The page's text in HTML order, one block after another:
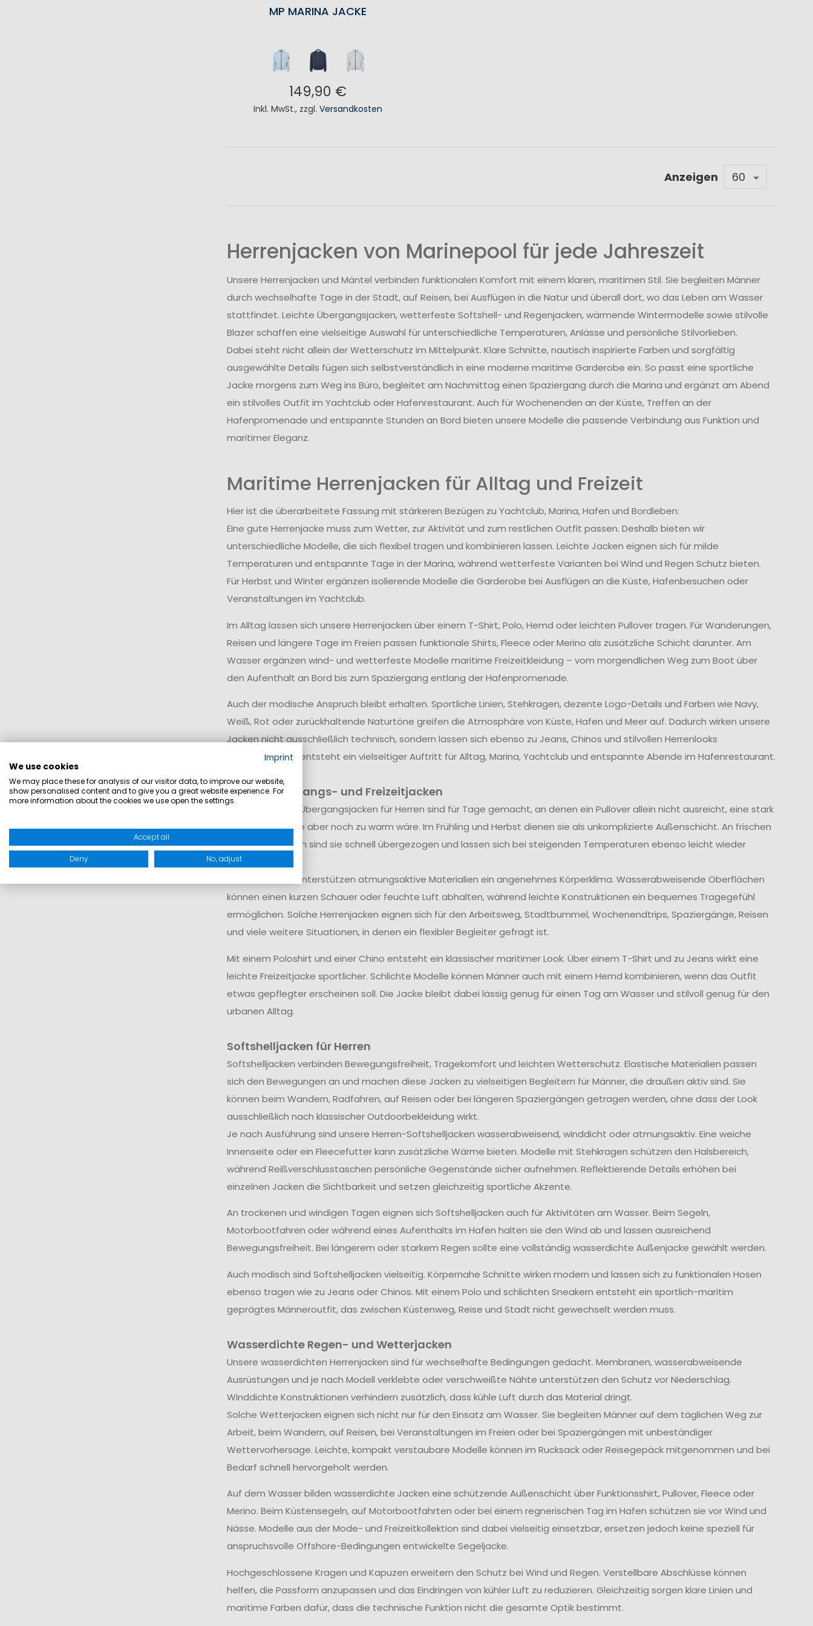
MP MARINA JACKE
149,90 €
Inkl. MwSt., zzgl.Versandkosten
Anzeigen
Herrenjacken von Marinepool für jede Jahreszeit
Unsere Herrenjacken und Mäntel verbinden funktionalen Komfort mit einem klaren, maritimen Stil. Sie begleiten Männer
durch wechselhafte Tage in der Stadt, auf Reisen, bei Ausflügen in die Natur und überall dort, wo das Leben am Wasser
stattfindet. Leichte Übergangsjacken, wetterfeste Softshell- und Regenjacken, wärmende Wintermodelle sowie stilvolle
Blazer schaffen eine vielseitige Auswahl für unterschiedliche Temperaturen, Anlässe und persönliche Stilvorlieben.
Dabei steht nicht allein der Wetterschutz im Mittelpunkt. Klare Schnitte, nautisch inspirierte Farben und sorgfältig
ausgewählte Details fügen sich selbstverständlich in eine moderne maritime Garderobe ein. So passt eine sportliche
Jacke morgens zum Weg ins Büro, begleitet am Nachmittag einen Spaziergang durch die Marina und ergänzt am Abend
ein stilvolles Outfit im Yachtclub oder Hafenrestaurant. Auch für Wochenenden an der Küste, Treffen an der
Hafenpromenade und entspannte Stunden an Bord bieten unsere Modelle die passende Verbindung aus Funktion und
maritimer Eleganz.
Maritime Herrenjacken für Alltag und Freizeit
Hier ist die überarbeitete Fassung mit stärkeren Bezügen zu Yachtclub, Marina, Hafen und Bordleben:
Eine gute Herrenjacke muss zum Wetter, zur Aktivität und zum restlichen Outfit passen. Deshalb bieten wir
unterschiedliche Modelle, die sich flexibel tragen und kombinieren lassen. Leichte Jacken eignen sich für milde
Temperaturen und entspannte Tage in der Marina, während wetterfeste Varianten bei Wind und Regen Schutz bieten.
Für Herbst und Winter ergänzen isolierende Modelle die Garderobe bei Ausflügen an die Küste, Hafenbesuchen oder
Veranstaltungen im Yachtclub.
Im Alltag lassen sich unsere Herrenjacken über einem T-Shirt, Polo, Hemd oder leichten Pullover tragen. Für Wanderungen,
Reisen und längere Tage im Freien passen funktionale Shirts, Fleece oder Merino als zusätzliche Schicht darunter. Am
Wasser ergänzen wind- und wetterfeste Modelle maritime Freizeitkleidung – vom morgendlichen Weg zum Boot über
den Aufenthalt an Bord bis zum Spaziergang entlang der Hafenpromenade.
Auch der modische Anspruch bleibt erhalten. Sportliche Linien, Stehkragen, dezente Logo-Details und Farben wie Navy,
Weiß, Rot oder zurückhaltende Naturtöne greifen die Atmosphäre von Küste, Hafen und Meer auf. Dadurch wirken unsere
Jacken nicht ausschließlich technisch, sondern lassen sich ebenso zu Jeans, Chinos und stilvollen Herrenlooks
kombinieren. So entsteht ein vielseitiger Auftritt für Alltag, Marina, Yachtclub und entspannte Abende im Hafenrestaurant.
Leichte Übergangs- und Freizeitjacken
Unsere leichten Übergangsjacken für Herren sind für Tage gemacht, an denen ein Pullover allein nicht ausreicht, eine stark
gefütterte Jacke aber noch zu warm wäre. Im Frühling und Herbst dienen sie als unkomplizierte Außenschicht. An frischen
Sommerabenden sind sie schnell übergezogen und lassen sich bei steigenden Temperaturen ebenso leicht wieder
ablegen.
Je nach Modell unterstützen atmungsaktive Materialien ein angenehmes Körperklima. Wasserabweisende Oberflächen
können einen kurzen Schauer oder feuchte Luft abhalten, während leichte Konstruktionen ein bequemes Tragegefühl
ermöglichen. Solche Herrenjacken eignen sich für den Arbeitsweg, Stadtbummel, Wochenendtrips, Spaziergänge, Reisen
und viele weitere Situationen, in denen ein flexibler Begleiter gefragt ist.
Mit einem Poloshirt und einer Chino entsteht ein klassischer maritimer Look. Über einem T-Shirt und zu Jeans wirkt eine
leichte Freizeitjacke sportlicher. Schlichte Modelle können Männer auch mit einem Hemd kombinieren, wenn das Outfit
etwas gepflegter erscheinen soll. Die Jacke bleibt dabei lässig genug für einen Tag am Wasser und stilvoll genug für den
urbanen Alltag.
Softshelljacken für Herren
Softshelljacken verbinden Bewegungsfreiheit, Tragekomfort und leichten Wetterschutz. Elastische Materialien passen
sich den Bewegungen an und machen diese Jacken zu vielseitigen Begleitern für Männer, die draußen aktiv sind. Sie
können beim Wandern, Radfahren, auf Reisen oder bei längeren Spaziergängen getragen werden, ohne dass der Look
ausschließlich nach klassischer Outdoorbekleidung wirkt.
Je nach Ausführung sind unsere Herren-Softshelljacken wasserabweisend, winddicht oder atmungsaktiv. Eine weiche
Innenseite oder ein Fleecefutter kann zusätzliche Wärme bieten. Modelle mit Stehkragen schützen den Halsbereich,
während Reißverschlusstaschen persönliche Gegenstände sicher aufnehmen. Reflektierende Details erhöhen bei
einzelnen Jacken die Sichtbarkeit und setzen gleichzeitig sportliche Akzente.
An trockenen und windigen Tagen eignen sich Softshelljacken auch für Aktivitäten am Wasser. Beim Segeln,
Motorbootfahren oder während eines Aufenthalts im Hafen halten sie den Wind ab und lassen ausreichend
Bewegungsfreiheit. Bei längerem oder starkem Regen sollte eine vollständig wasserdichte Außenjacke gewählt werden.
Auch modisch sind Softshelljacken vielseitig. Körpernahe Schnitte wirken modern und lassen sich zu funktionalen Hosen
ebenso tragen wie zu Jeans oder Chinos. Mit einem Polo und schlichten Sneakern entsteht ein sportlich-maritim
geprägtes Männeroutfit, das zwischen Küstenweg, Reise und Stadt nicht gewechselt werden muss.
Wasserdichte Regen- und Wetterjacken
Unsere wasserdichten Herrenjacken sind für wechselhafte Bedingungen gedacht. Membranen, wasserabweisende
Ausrüstungen und je nach Modell verklebte oder verschweißte Nähte unterstützen den Schutz vor Niederschlag.
Winddichte Konstruktionen verhindern zusätzlich, dass kühle Luft durch das Material dringt.
Solche Wetterjacken eignen sich nicht nur für den Einsatz am Wasser. Sie begleiten Männer auf dem täglichen Weg zur
Arbeit, beim Wandern, auf Reisen, bei Veranstaltungen im Freien oder bei Spaziergängen mit unbeständiger
Wettervorhersage. Leichte, kompakt verstaubare Modelle können im Rucksack oder Reisegepäck mitgenommen und bei
Bedarf schnell hervorgeholt werden.
Auf dem Wasser bilden wasserdichte Jacken eine schützende Außenschicht über Funktionsshirt, Pullover, Fleece oder
Merino. Beim Küstensegeln, auf Motorbootfahrten oder bei einem regnerischen Tag im Hafen schützen sie vor Wind und
Nässe. Modelle aus der Mode- und Freizeitkollektion sind dabei vielseitig einsetzbar, ersetzen jedoch keine speziell für
anspruchsvolle Offshore-Bedingungen entwickelte Segeljacke.
Hochgeschlossene Kragen und Kapuzen erweitern den Schutz bei Wind und Regen. Verstellbare Abschlüsse können
helfen, die Passform anzupassen und das Eindringen von kühler Luft zu reduzieren. Gleichzeitig sorgen klare Linien und
maritime Farben dafür, dass die technische Funktion nicht die gesamte Optik bestimmt.
Imprint
We use cookies
We may place these for analysis of our visitor data, to improve our website,
show personalised content and to give you a great website experience. For
more information about the cookies we use open the settings.
Accept all
Deny No, adjust